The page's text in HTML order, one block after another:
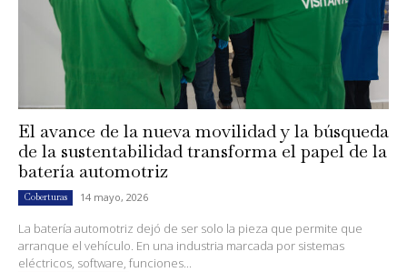
El avance de la nueva movilidad y la búsqueda
de la sustentabilidad transforma el papel de la
batería automotriz
Coberturas 14 mayo, 2026
La batería automotriz dejó de ser solo la pieza que permite que
arranque el vehículo. En una industria marcada por sistemas
eléctricos, software, funciones...